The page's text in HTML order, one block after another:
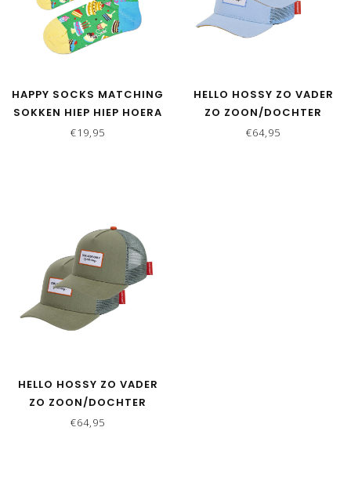
HAPPY SOCKS MATCHING
SOKKEN HIEP HIEP HOERA
GROEN
€19,95
HELLO HOSSY ZO VADER
ZO ZOON/DOCHTER
MATCHING CAPS - MINI
€64,95
HELLO HOSSY ZO VADER
ZO ZOON/DOCHTER
MATCHING CAPS - MINI
€64,95